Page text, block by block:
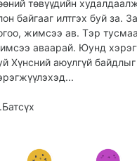
төвүүдийн
байгааг илтгэх буй за.
жимсээ ав. Тэр
аваарай. Юунд
Хүнсний аюулгүй